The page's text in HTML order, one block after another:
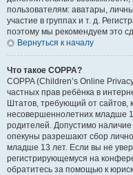
пользователям: аватары,
участие в группах и т. д.
поэтому мы рекомендуем это
Вернуться к началу
Что такое COPPA?
COPPA (Children’s Online
частных прав ребёнка в
Штатов, требующий от сайтов,
несовершеннолетних младше
родителей. Допустимо
опекуны разрешают сбор
младше 13 лет. Если вы не
регистрирующемуся на
обратитесь за помощью к